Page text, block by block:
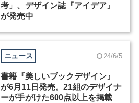
考」、デザイン誌『アイデア』
が発売中
ニュース 24/6/5
書籍『美しいブックデザイン』
が6月11日発売。21組のデザイナ
ーが手がけた600点以上を掲載